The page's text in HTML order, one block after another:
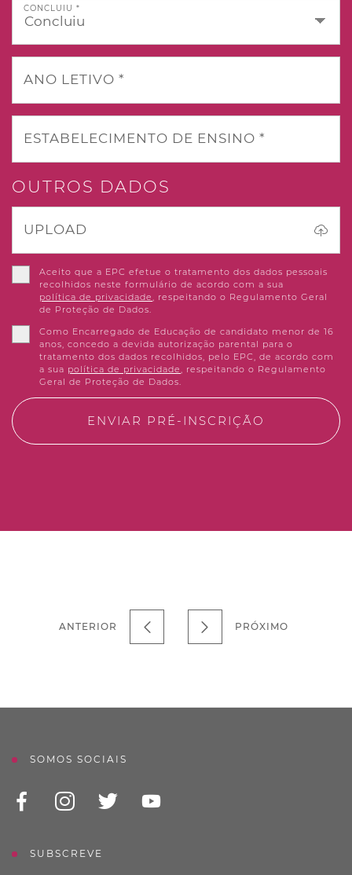
CONCLUIU *
ANO LETIVO *
ESTABELECIMENTO DE ENSINO *
OUTROS DADOS
UPLOAD
Aceito que a EPC efetue o tratamento dos dados pessoais
recolhidos neste formulário de acordo com a sua
política de privacidade, respeitando o Regulamento Geral
de Proteção de Dados.
Como Encarregado de Educação de candidato menor de 16
anos, concedo a devida autorização parental para o
tratamento dos dados recolhidos, pelo EPC, de acordo com
a sua política de privacidade, respeitando o Regulamento
Geral de Proteção de Dados.
ENVIAR PRÉ-INSCRIÇÃO
ANTERIOR PRÓXIMO
SOMOS SOCIAIS
SUBSCREVE